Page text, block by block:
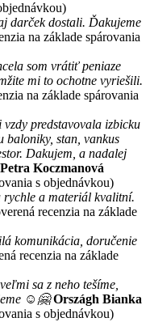
darček dostali. Ďakujeme
na základe spárovania
som vrátiť peniaze
mi to ochotne vyriešili.
na základe spárovania
predstavovala izbicku
baloniky, stan, vankus
Dakujem, a nadalej
Petra Koczmanová
s objednávkou)
rychle a materiál kvalitní.
recenzia na základe
komunikácia, doručenie
recenzia na základe
sa z neho tešíme,
☺️🤗 Országh Bianka
s objednávkou)